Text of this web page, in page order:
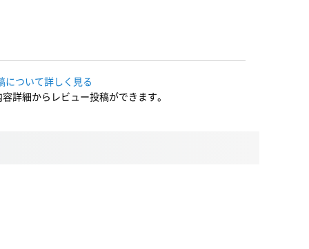
について詳しく見る
詳細からレビュー投稿ができます。